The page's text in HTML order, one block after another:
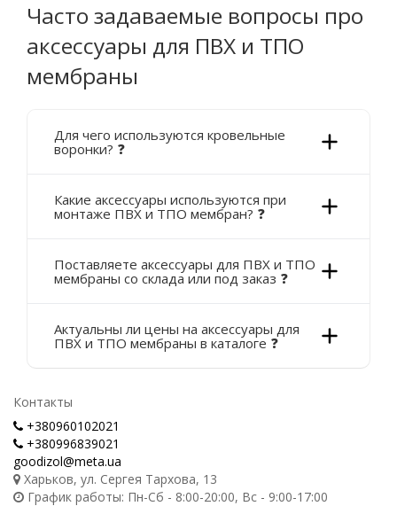
Часто задаваемые вопросы про
аксессуары для ПВХ и ТПО
мембраны
Для чего используются кровельные
воронки? ❓
Какие аксессуары используются при
монтаже ПВХ и ТПО мембран? ❓
Поставляете аксессуары для ПВХ и ТПО
мембраны со склада или под заказ ❓
Актуальны ли цены на аксессуары для
ПВХ и ТПО мембраны в каталоге ❓
Контакты
+380960102021
+380996839021
goodizol@meta.ua
Харьков, ул. Сергея Тархова, 13
График работы: Пн-Сб - 8:00-20:00, Вс - 9:00-17:00